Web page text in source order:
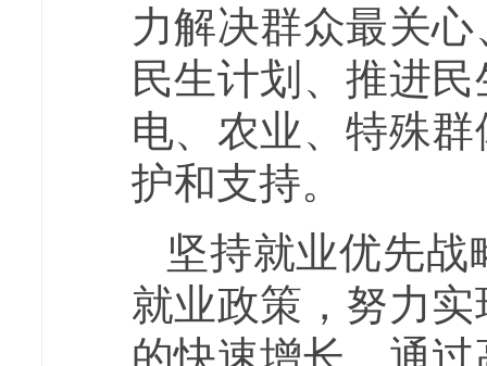
力解决群众最关
民生计划、推进
电、农业、特殊
护和支持。
坚持就业优先
就业政策，努力
的快速增长。通